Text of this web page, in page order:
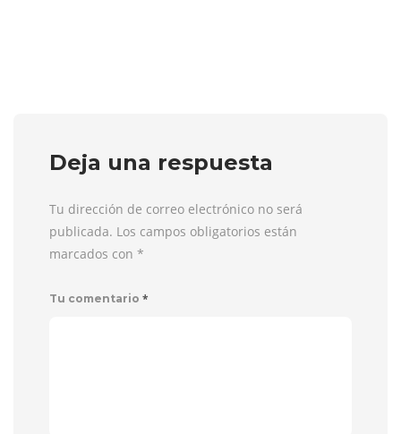
Deja una respuesta
Tu dirección de correo electrónico no será
publicada. Los campos obligatorios están
marcados con *
Tu comentario *